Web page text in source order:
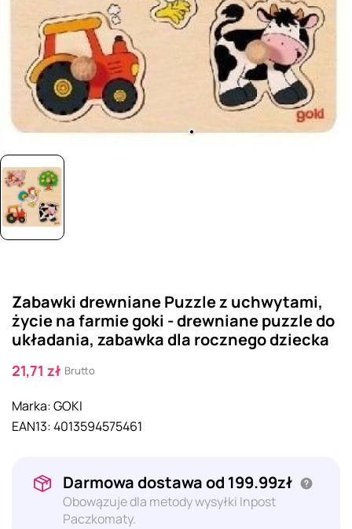
Zabawki drewniane Puzzle z uchwytami,
życie na farmie goki - drewniane puzzle do
układania, zabawka dla rocznego dziecka
21,71 zł Brutto
Marka:GOKI
EAN13:4013594575461
Darmowa dostawa od 199.99zł
Obowązuje dla metody wysyłki Inpost
Paczkomaty.